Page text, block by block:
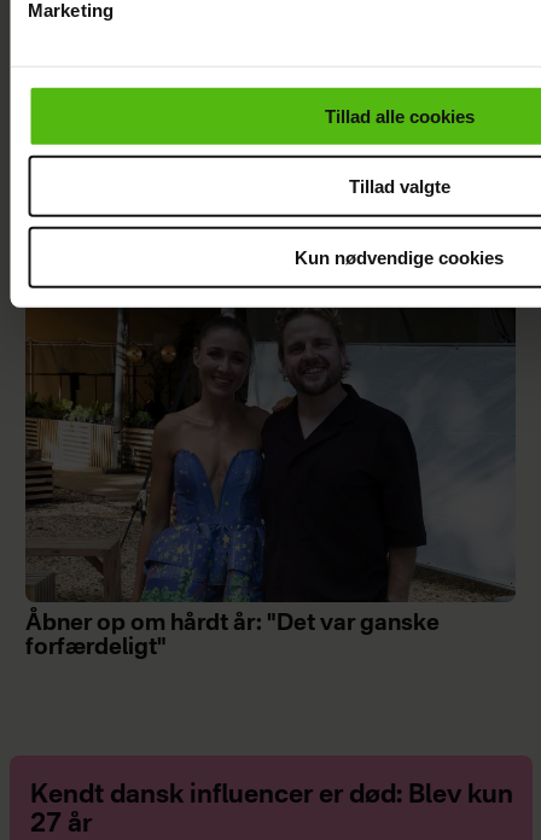
cookiepolitik.
Marketing
Tillad alle cookies
Tillad valgte
Kun nødvendige cookies
Afsløret på video: Melvin Kakooza vækker
Åbner op om hårdt år: "Det var ganske
forfærdeligt"
Kendt dansk influencer er død: Blev kun
27 år